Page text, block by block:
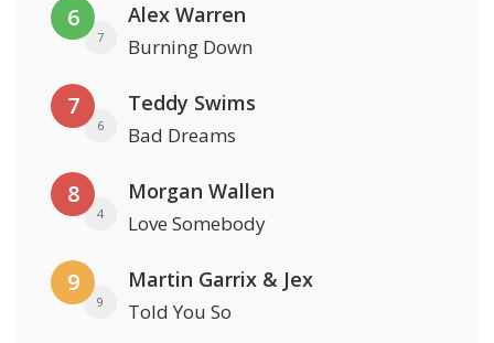
6
7
Alex Warren
Burning Down
7
6
Teddy Swims
Bad Dreams
8
4
Morgan Wallen
Love Somebody
9
9
Martin Garrix & Jex
Told You So